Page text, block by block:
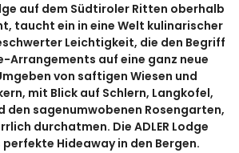
auf dem Südtiroler Ritten oberhalb
taucht ein in eine Welt kulinarischer
Leichtigkeit, die den Begriff
Arrangements auf eine ganz neue
von saftigen Wiesen und
mit Blick auf Schlern, Langkofel,
den sagenumwobenen Rosengarten,
durchatmen. Die ADLER Lodge
perfekte Hideaway in den Bergen.